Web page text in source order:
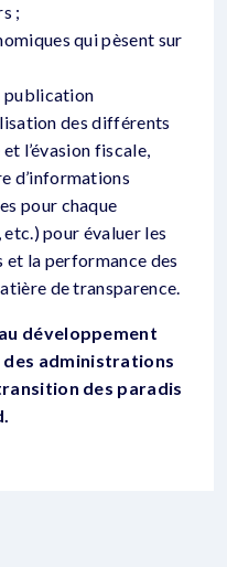
;
qui pèsent sur
publication
des différents
l’évasion fiscale,
d’informations
pour chaque
pour évaluer les
et la performance des
de transparence.
développement
administrations
des paradis